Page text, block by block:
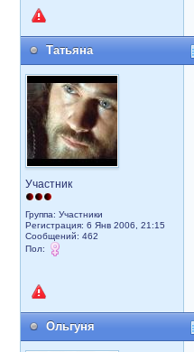
Татьяна
Участник
Группа: Участники
Регистрация: 6 Янв 2006, 21:15
Сообщений: 462
Пол:
Ольгуня